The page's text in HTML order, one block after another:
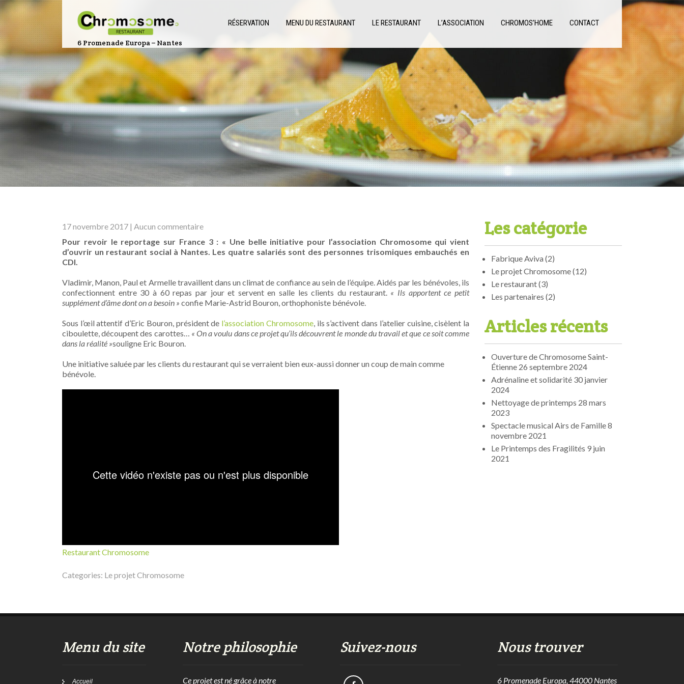
6 Promenade Europa – Nantes
RÉSERVATION MENU DU RESTAURANT LE RESTAURANT L’ASSOCIATION CHROMOS’HOME CONTACT
17 novembre 2017 | Aucun commentaire
Pour revoir le reportage sur France 3 : « Une belle initiative pour l’association Chromosome qui vient
d’ouvrir un restaurant social à Nantes. Les quatre salariés sont des personnes trisomiques embauchés en
CDI.
Vladimir, Manon, Paul et Armelle travaillent dans un climat de confiance au sein de l’équipe. Aidés par les bénévoles, ils
confectionnent entre 30 à 60 repas par jour et servent en salle les clients du restaurant. « Ils apportent ce petit
supplément d’âme dont on a besoin » confie Marie-Astrid Bouron, orthophoniste bénévole.
Sous l’œil attentif d’Eric Bouron, président de l’association Chromosome, ils s’activent dans l’atelier cuisine, cisèlent la
ciboulette, découpent des carottes… « On a voulu dans ce projet qu’ils découvrent le monde du travail et que ce soit comme
dans la réalité »souligne Eric Bouron.
Une initiative saluée par les clients du restaurant qui se verraient bien eux-aussi donner un coup de main comme
bénévole.
Restaurant Chromosome
Categories: Le projet Chromosome
Les catégorie
Fabrique Aviva (2)
Le projet Chromosome(12)
Le restaurant(3)
Les partenaires (2)
Articles récents
Ouverture de Chromosome Saint-
Étienne 26 septembre 2024
Adrénaline et solidarité 30 janvier
2024
Nettoyage de printemps 28 mars
2023
Spectacle musical Airs de Famille8
novembre 2021
Le Printemps des Fragilités 9 juin
2021
Menu du site
Accueil
Notre philosophie
Ce projet est né grâce à notre
Suivez-nous Nous trouver
6 Promenade Europa, 44000 Nantes